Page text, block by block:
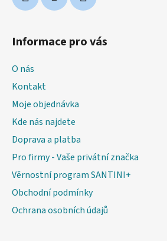
Informace pro vás
O nás
Kontakt
Moje objednávka
Kde nás najdete
Doprava a platba
Pro firmy - Vaše privátní značka
Věrnostní program SANTINI+
Obchodní podmínky
Ochrana osobních údajů